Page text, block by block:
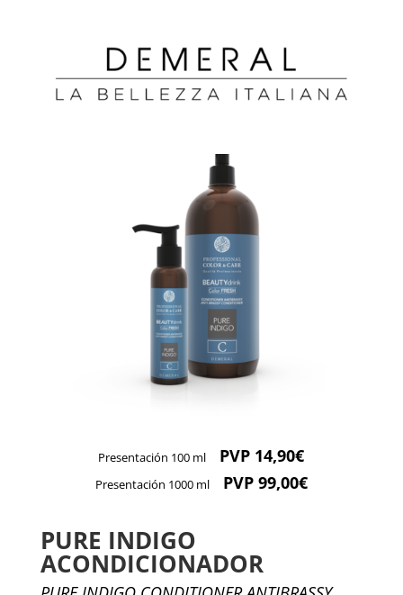
Presentación 100 ml PVP 14,90€
Presentación 1000 ml PVP 99,00€
PURE INDIGO
ACONDICIONADOR